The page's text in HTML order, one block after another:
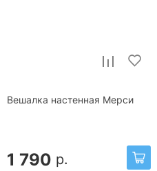
Вешалка настенная Мерси
1 790 р.